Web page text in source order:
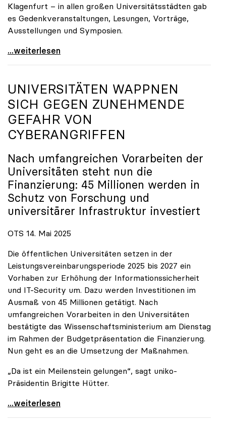
Klagenfurt – in allen großen Universitätsstädten gab
es Gedenkveranstaltungen, Lesungen, Vorträge,
Ausstellungen und Symposien.
uniko-Präsidentin Brigitte Hütter zu Gedenkjahr:
...weiterlesen
UNIVERSITÄTEN WAPPNEN
SICH GEGEN ZUNEHMENDE
GEFAHR VON
CYBERANGRIFFEN
Nach umfangreichen Vorarbeiten der
Universitäten steht nun die
Finanzierung: 45 Millionen werden in
Schutz von Forschung und
universitärer Infrastruktur investiert
OTS 14. Mai 2025
Die öffentlichen Universitäten setzen in der
Leistungsvereinbarungsperiode 2025 bis 2027 ein
Vorhaben zur Erhöhung der Informationssicherheit
und IT-Security um. Dazu werden Investitionen im
Ausmaß von 45 Millionen getätigt. Nach
umfangreichen Vorarbeiten in den Universitäten
bestätigte das Wissenschaftsministerium am Dienstag
im Rahmen der Budgetpräsentation die Finanzierung.
Nun geht es an die Umsetzung der Maßnahmen.
„Da ist ein Meilenstein gelungen“, sagt uniko-
Präsidentin Brigitte Hütter.
Universitäten wappnen sich gegen zunehmende Gefahr
...weiterlesen